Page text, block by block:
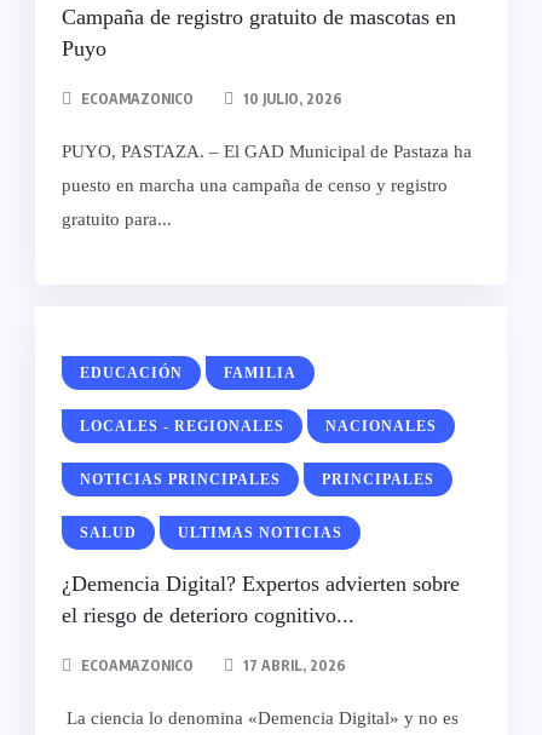
Campaña de registro gratuito de mascotas en
Puyo
ECOAMAZONICO 10 JULIO, 2026
PUYO, PASTAZA. – El GAD Municipal de Pastaza ha
puesto en marcha una campaña de censo y registro
gratuito para...
EDUCACIÓN FAMILIA
LOCALES - REGIONALES NACIONALES
NOTICIAS PRINCIPALES PRINCIPALES
SALUD ULTIMAS NOTICIAS
¿Demencia Digital? Expertos advierten sobre
el riesgo de deterioro cognitivo...
ECOAMAZONICO 17 ABRIL, 2026
La ciencia lo denomina «Demencia Digital» y no es